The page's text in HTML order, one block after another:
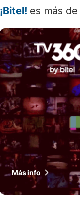
¡Bitel! es más
Más info